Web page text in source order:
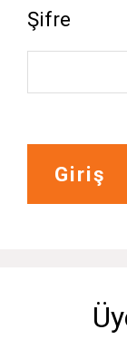
Şifre
Giriş